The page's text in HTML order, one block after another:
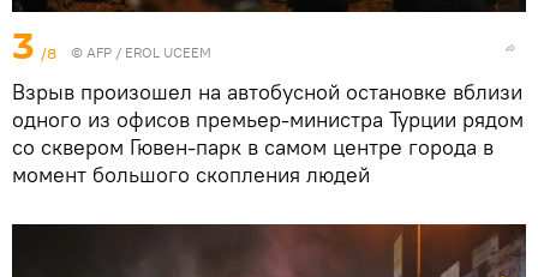
3 /8 © AFP / EROL UCEEM
Взрыв произошел на автобусной остановке вблизи
одного из офисов премьер-министра Турции рядом
со сквером Гювен-парк в самом центре города в
момент большого скопления людей